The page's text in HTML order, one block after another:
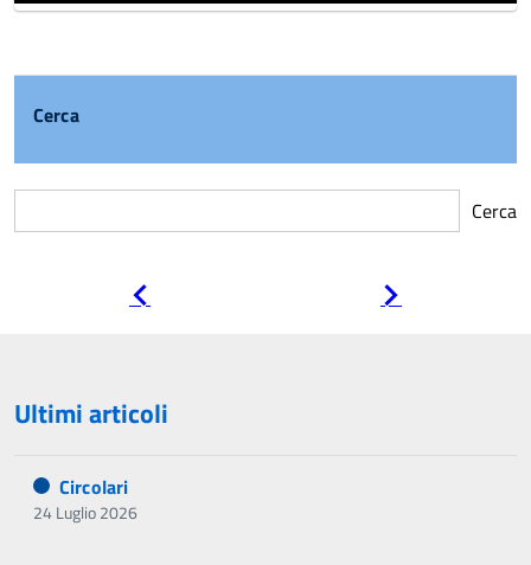
Cerca
Cerca
Ultimi articoli
Circolari
24 Luglio 2026